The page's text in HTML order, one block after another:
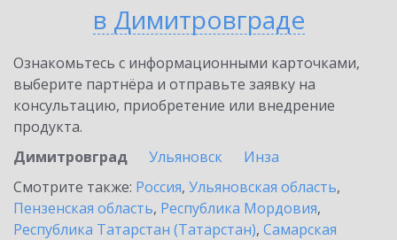
в Димитровграде
Ознакомьтесь с информационными карточками,
выберите партнёра и отправьте заявку на
консультацию, приобретение или внедрение
продукта.
Димитровград
Ульяновск
Инза
Смотрите также: Россия, Ульяновская область,
Пензенская область, Республика Мордовия,
Республика Татарстан (Татарстан), Самарская